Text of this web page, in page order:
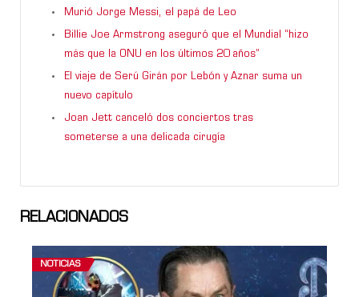
Murió Jorge Messi, el papá de Leo
Billie Joe Armstrong aseguró que el Mundial “hizo
más que la ONU en los últimos 20 años”
El viaje de Serú Girán por Lebón y Aznar suma un
nuevo capítulo
Joan Jett canceló dos conciertos tras
someterse a una delicada cirugía
RELACIONADOS
NOTICIAS